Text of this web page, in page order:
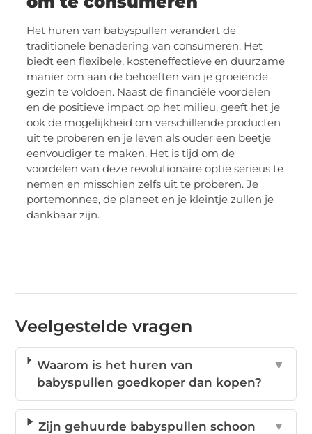
Het huren van babyspullen verandert de
traditionele benadering van consumeren. Het
biedt een flexibele, kosteneffectieve en duurzame
manier om aan de behoeften van je groeiende
gezin te voldoen. Naast de financiële voordelen
en de positieve impact op het milieu, geeft het je
ook de mogelijkheid om verschillende producten
uit te proberen en je leven als ouder een beetje
eenvoudiger te maken. Het is tijd om de
voordelen van deze revolutionaire optie serieus te
nemen en misschien zelfs uit te proberen. Je
portemonnee, de planeet en je kleintje zullen je
dankbaar zijn.
Veelgestelde vragen
Waarom is het huren van
babyspullen goedkoper dan kopen?
▼
Zijn gehuurde babyspullen schoon
▼